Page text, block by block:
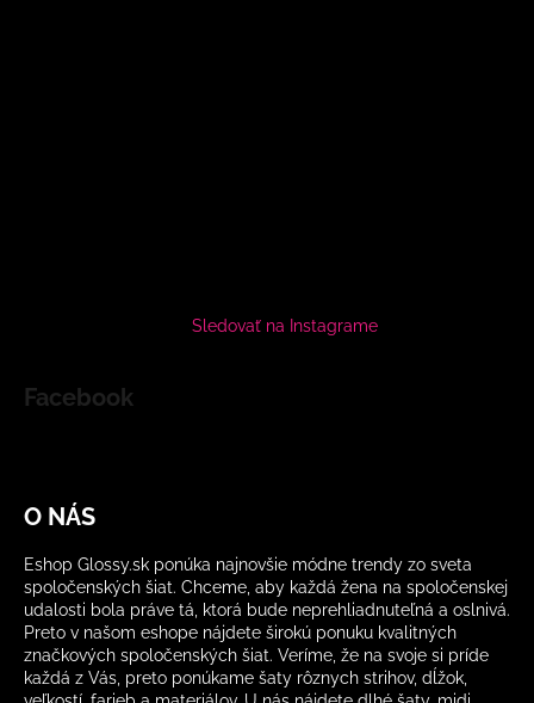
Sledovať na Instagrame
Facebook
O NÁS
Eshop Glossy.sk ponúka najnovšie módne trendy zo sveta
spoločenských šiat. Chceme, aby každá žena na spoločenskej
udalosti bola práve tá, ktorá bude neprehliadnuteľná a oslnivá.
Preto v našom eshope nájdete širokú ponuku kvalitných
značkových spoločenských šiat. Veríme, že na svoje si príde
každá z Vás, preto ponúkame šaty rôznych strihov, dĺžok,